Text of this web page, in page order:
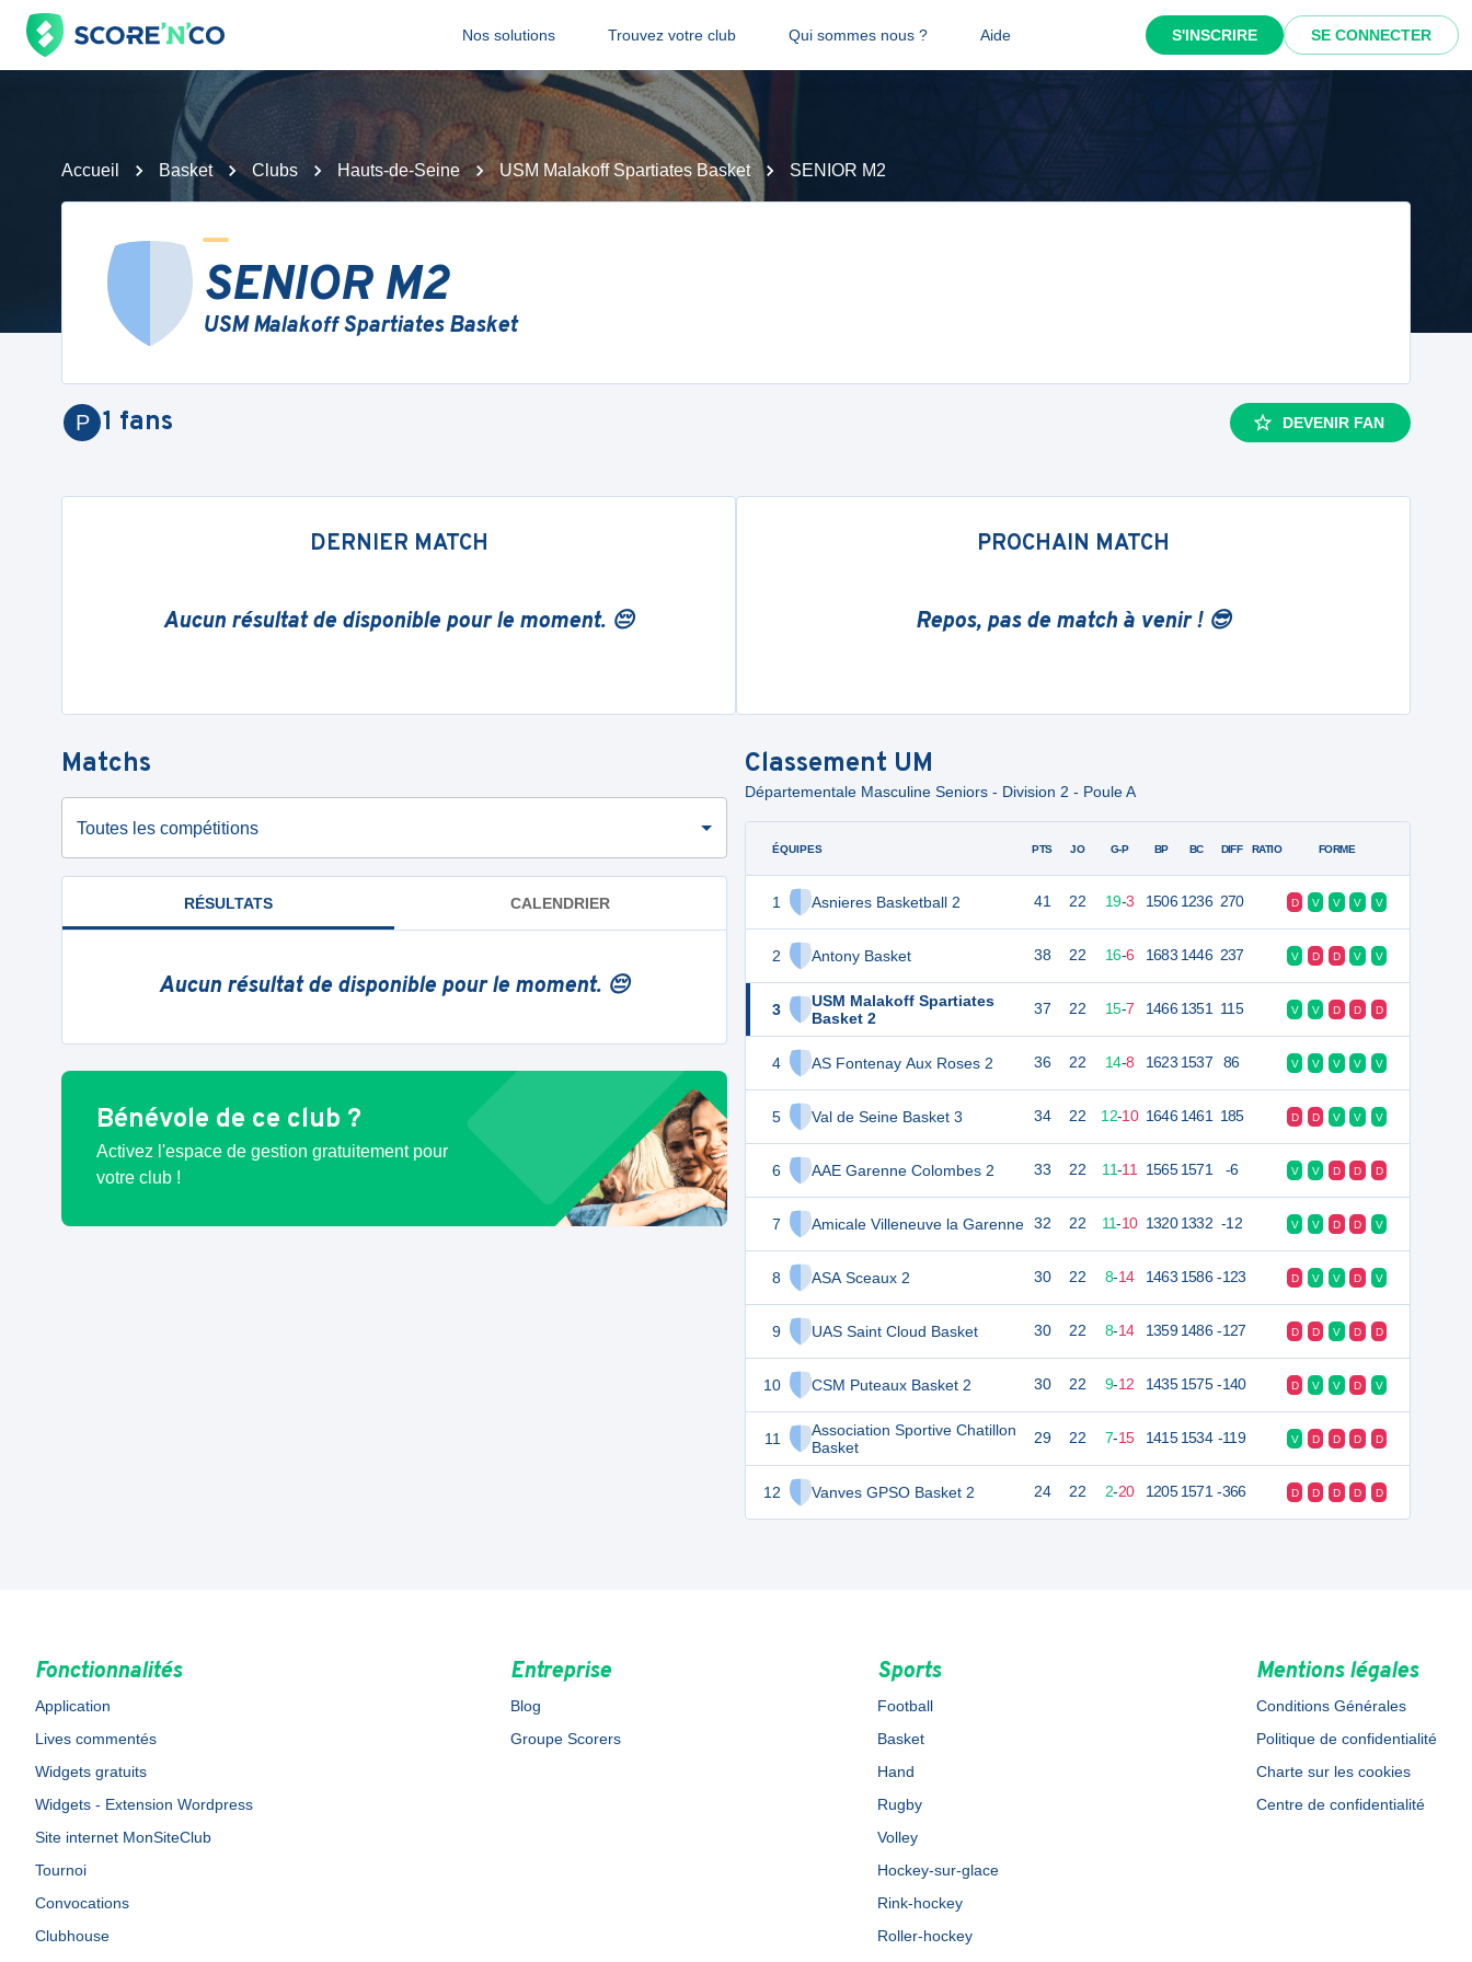
Nos solutions Trouvez votre club Qui sommes nous ? Aide S'INSCRIRE SE CONNECTER
Accueil Basket Clubs Hauts-de-Seine USM Malakoff Spartiates Basket SENIOR M2
SENIOR M2
USM Malakoff Spartiates Basket
P 1 fans DEVENIR FAN
DERNIER MATCH
Aucun résultat de disponible pour le moment. 😔
PROCHAIN MATCH
Repos, pas de match à venir ! 😎
Matchs
Toutes les compétitions
RÉSULTATS CALENDRIER
Aucun résultat de disponible pour le moment. 😔
Bénévole de ce club ?
Activez l'espace de gestion gratuitement pour
votre club !
Classement UM
Départementale Masculine Seniors - Division 2 - Poule A
ÉQUIPES
1 Asnieres Basketball 2
2 Antony Basket
3
USM Malakoff Spartiates
Basket 2
4 AS Fontenay Aux Roses 2
5 Val de Seine Basket 3
6 AAE Garenne Colombes 2
7 Amicale Villeneuve la Garenne
8 ASA Sceaux 2
9 UAS Saint Cloud Basket
10 CSM Puteaux Basket 2
11
Association Sportive Chatillon
Basket
12 Vanves GPSO Basket 2
PTS JO G-P BP BC DIFF RATIO FORME
41 22 19-3 1506 1236 270 D V V V V
38 22 16-6 1683 1446 237 V D D V V
37 22 15-7 1466 1351 115 V V D D D
36 22 14-8 1623 1537 86 V V V V V
34 22 12-10 1646 1461 185 D D V V V
33 22 11-11 1565 1571 -6 V V D D D
32 22 11-10 1320 1332 -12 V V D D V
30 22 8-14 1463 1586 -123 D V V D V
30 22 8-14 1359 1486 -127 D D V D D
30 22 9-12 1435 1575 -140 D V V D V
29 22 7-15 1415 1534 -119 V D D D D
24 22 2-20 1205 1571 -366 D D D D D
Fonctionnalités
Application
Lives commentés
Widgets gratuits
Widgets - Extension Wordpress
Site internet MonSiteClub
Tournoi
Convocations
Clubhouse
Entreprise
Blog
Groupe Scorers
Sports
Football
Basket
Hand
Rugby
Volley
Hockey-sur-glace
Rink-hockey
Roller-hockey
Mentions légales
Conditions Générales
Politique de confidentialité
Charte sur les cookies
Centre de confidentialité